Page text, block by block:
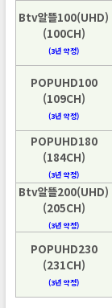
Btv알뜰100(UHD)
(100CH)
(3년 약정)
POPUHD100
(109CH)
(3년 약정)
POPUHD180
(184CH)
(3년 약정)
Btv알뜰200(UHD)
(205CH)
(3년 약정)
POPUHD230
(231CH)
(3년 약정)